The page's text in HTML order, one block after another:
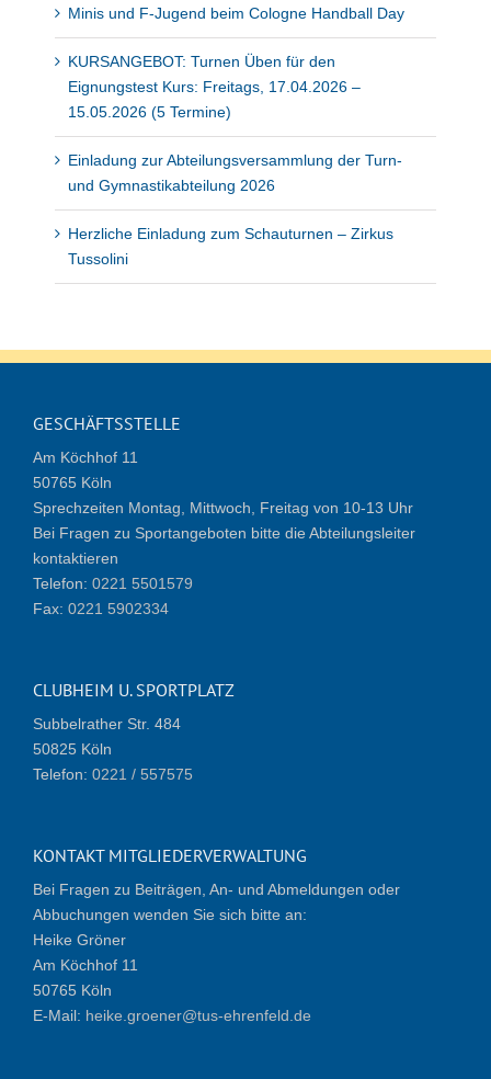
Minis und F-Jugend beim Cologne Handball Day
KURSANGEBOT: Turnen Üben für den
Eignungstest Kurs: Freitags, 17.04.2026 –
15.05.2026 (5 Termine)
Einladung zur Abteilungsversammlung der Turn-
und Gymnastikabteilung 2026
Herzliche Einladung zum Schauturnen – Zirkus
Tussolini
GESCHÄFTSSTELLE
Am Köchhof 11
50765 Köln
Sprechzeiten Montag, Mittwoch, Freitag von 10-13 Uhr
Bei Fragen zu Sportangeboten bitte die Abteilungsleiter
kontaktieren
Telefon: 0221 5501579
Fax: 0221 5902334
CLUBHEIM U. SPORTPLATZ
Subbelrather Str. 484
50825 Köln
Telefon: 0221 / 557575
KONTAKT MITGLIEDERVERWALTUNG
Bei Fragen zu Beiträgen, An- und Abmeldungen oder
Abbuchungen wenden Sie sich bitte an:
Heike Gröner
Am Köchhof 11
50765 Köln
E-Mail: heike.groener@tus-ehrenfeld.de